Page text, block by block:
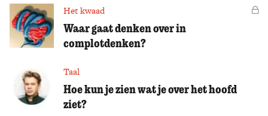
Het kwaad
Waar gaat denken over in
complotdenken?
Taal
Hoe kun je zien wat je over het hoofd
ziet?